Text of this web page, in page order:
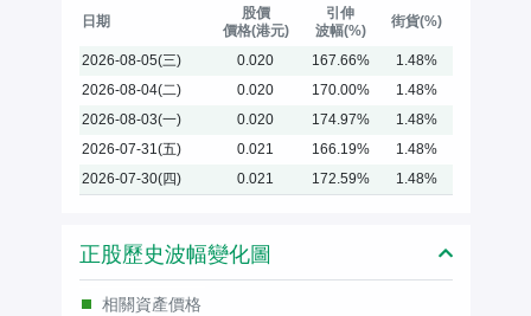
日期
股價
價格(港元)
引伸
波幅(%)
街貨(%)
2026-08-05(三) 0.020 167.66%
1.48%
2026-08-04(二)
0.020 170.00%
1.48%
2026-08-03(一)
0.020 174.97%
1.48%
2026-07-31(五)
0.021 166.19%
1.48%
2026-07-30(四)
0.021 172.59% 1.48%
正股歷史波幅變化圖
相關資產價格